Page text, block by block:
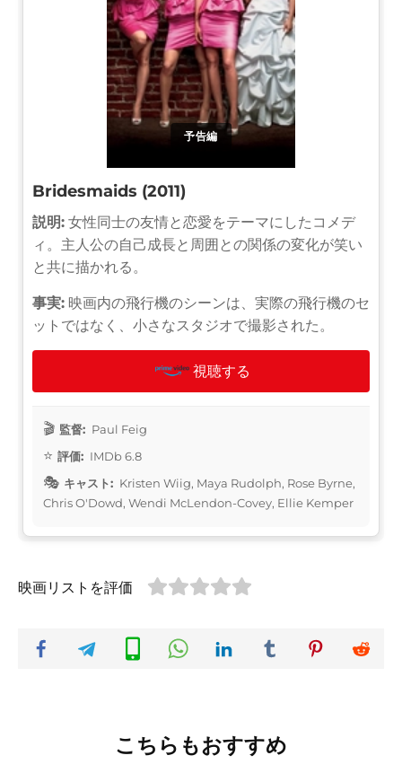
予告編
Bridesmaids (2011)
説明: 女性同士の友情と恋愛をテーマにしたコメデ
ィ。主人公の自己成長と周囲との関係の変化が笑い
と共に描かれる。
事実: 映画内の飛行機のシーンは、実際の飛行機のセ
ットではなく、小さなスタジオで撮影された。
視聴する
監督: Paul Feig
評価: IMDb 6.8
キャスト: Kristen Wiig, Maya Rudolph, Rose Byrne,
Chris O'Dowd, Wendi McLendon-Covey, Ellie Kemper
映画リストを評価
こちらもおすすめ